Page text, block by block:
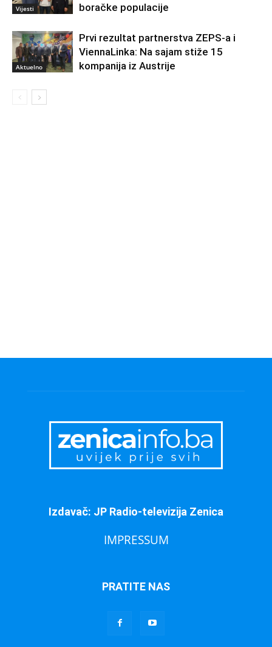
Vijesti
boračke populacije
Aktuelno
Prvi rezultat partnerstva ZEPS-a i
ViennaLinka: Na sajam stiže 15
kompanija iz Austrije
Izdavač: JP Radio-televizija Zenica
IMPRESSUM
PRATITE NAS